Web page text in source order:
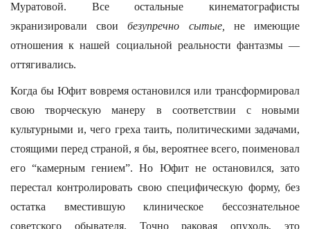
Муратовой. Все остальные кинематографисты
экранизировали своибезупречно сытые,
не имеющие
отношения к нашей социальной реальности фантазмы —
оттягивались.
Когда бы Юфит вовремя остановился или трансформировал
свою творческую манеру в соответствии с новыми
культурными и, чего греха таить, политическими задачами,
стоящими перед страной, я бы, вероятнее всего, поименовал
его “камерным гением”. Но Юфит не остановился, зато
перестал контролировать свою специфическую форму, без
остатка вместившую клиническое бессознательное
советского обывателя. Точно раковая опухоль, это